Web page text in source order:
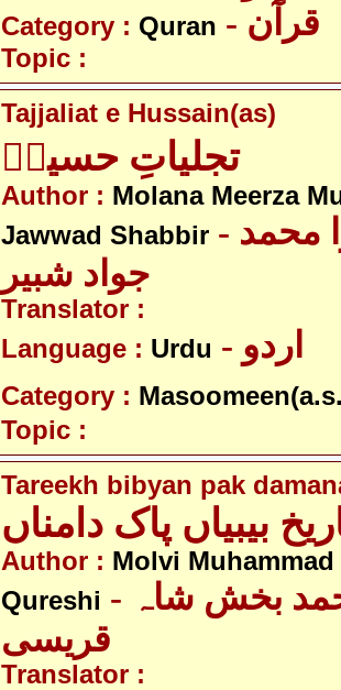
Category : Quran - قرآن
Topic :
Tajjaliat e Hussain(as)
تجلیاتِ حسینؑ
Author : Molana Meerza
Jawwad Shabbir - مولانا میرزا محمد
جواد شبیر
Translator :
Language : Urdu - اردو
Category :
Topic :
Tareekh bibyan pak
بیبیاں پاک دامناں
Author : Molvi
Qureshi - مولوی محمد بخش شاہ
قریسی
Translator :